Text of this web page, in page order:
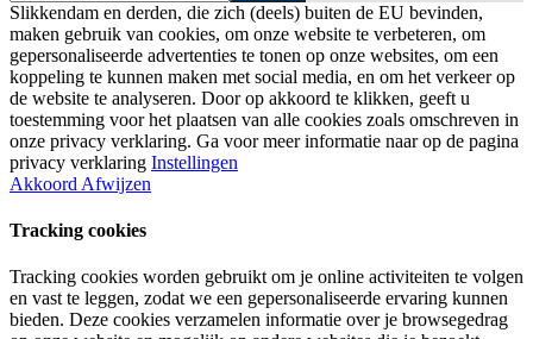
Slikkendam en derden, die zich (deels) buiten de EU bevinden,
maken gebruik van cookies, om onze website te verbeteren, om
gepersonaliseerde advertenties te tonen op onze websites, om een
koppeling te kunnen maken met social media, en om het verkeer op
de website te analyseren. Door op akkoord te klikken, geeft u
toestemming voor het plaatsen van alle cookies zoals omschreven in
onze privacy verklaring. Ga voor meer informatie naar op de pagina
privacy verklaring Instellingen
Akkoord Afwijzen
Tracking cookies
Tracking cookies worden gebruikt om je online activiteiten te volgen
en vast te leggen, zodat we een gepersonaliseerde ervaring kunnen
bieden. Deze cookies verzamelen informatie over je browsegedrag